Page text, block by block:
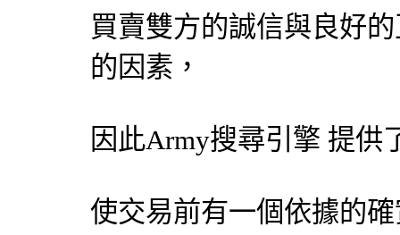
買賣雙方的誠信與良好
的因素，
因此Army搜尋引擎 提供
使交易前有一個依據的